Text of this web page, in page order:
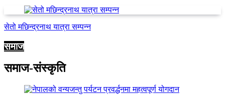
सेतो मछिन्द्रनाथ यात्रा सम्पन्न
समाज
समाज-संस्कृति